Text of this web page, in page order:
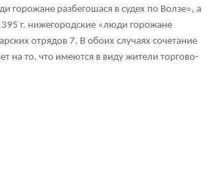
горожане разбегошася в судех по Волзе», а
г. нижегородские «люди горожане
отрядов7. В обоих случаях сочетание
то, что имеются в виду жители торгово-